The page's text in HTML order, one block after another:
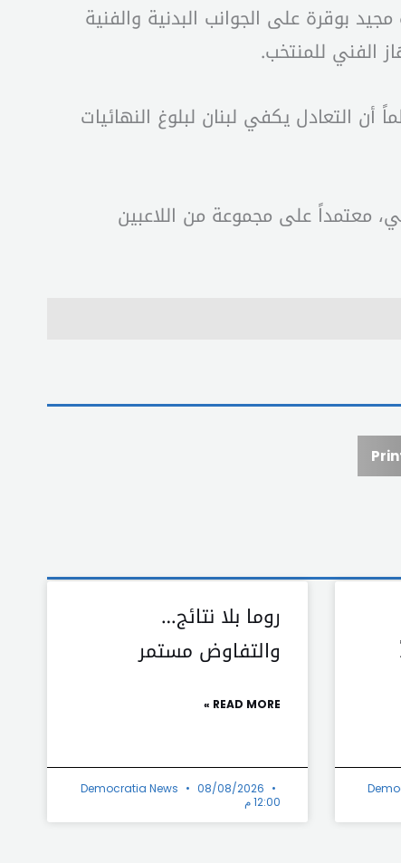
الجهاز الفني بقيادة مجيد بوقرة على الجوانب البدنية والفنية
الفني للمنتخب.
أن التعادل يكفي لبنان لبلوغ النهائيات
معتمداً على مجموعة من اللاعبين
روما بلا نتائج…
والتفاوض مستمر
READ MORE »
Democratia News
08/08/2026
12:00 م